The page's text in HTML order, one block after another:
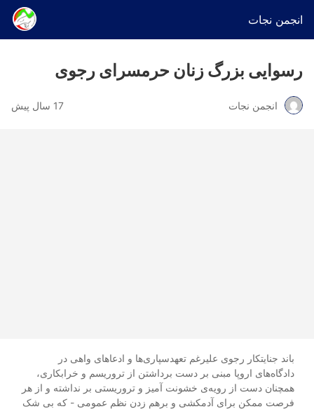
انجمن نجات
رسوایی بزرگ زنان حرمسرای رجوی
انجمن نجات 17 سال پیش
باند جنایتکار رجوی علیرغم تعهدسپاری‌ها و ادعاهای واهی در
دادگاه‌های اروپا مبنی بر دست برداشتن از تروریسم و خرابکاری،
همچنان دست از رویه‌ی خشونت آمیز و تروریستی بر نداشته و از هر
فرصت ممکن برای آدمکشی و برهم زدن نظم عمومی - که بی شک